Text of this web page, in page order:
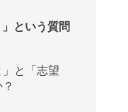
という質問
」と「志望